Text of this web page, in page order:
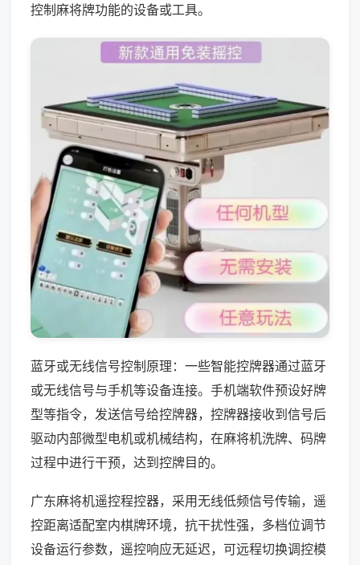
控制麻将牌功能的设备或工具。
蓝牙或无线信号控制原理：一些智能控牌器通过蓝牙
或无线信号与手机等设备连接。手机端软件预设好牌
型等指令，发送信号给控牌器，控牌器接收到信号后
驱动内部微型电机或机械结构，在麻将机洗牌、码牌
过程中进行干预，达到控牌目的。
广东麻将机遥控程控器，采用无线低频信号传输，遥
控距离适配室内棋牌环境，抗干扰性强，多档位调节
设备运行参数，遥控响应无延迟，可远程切换调控模